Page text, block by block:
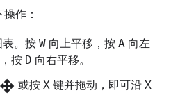
作：
表。按 W 向上平移，按 A 向左
按 D 向右平移。
drag_pan 或按 X 键并拖动，即可沿 X